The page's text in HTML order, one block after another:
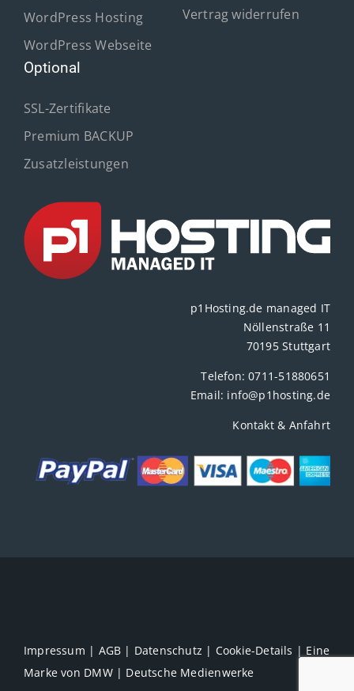
WordPress Hosting
WordPress Webseite
Optional
SSL-Zertifikate
Premium BACKUP
Zusatzleistungen
Vertrag widerrufen
p1Hosting.de managed IT
Nöllenstraße 11
70195 Stuttgart
Telefon:0711-51880651
Email: info@p1hosting.de
Kontakt & Anfahrt
Impressum | AGB | Datenschutz | Cookie-Details | Eine
Marke von DMW | Deutsche Medienwerke